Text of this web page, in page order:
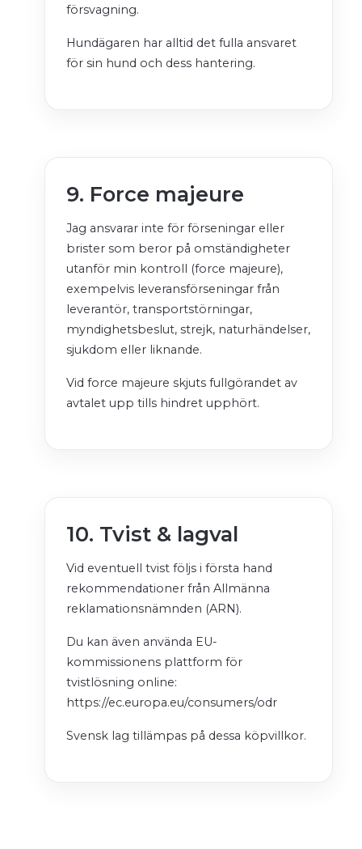
försvagning.
Hundägaren har alltid det fulla ansvaret
för sin hund och dess hantering.
9. Force majeure
Jag ansvarar inte för förseningar eller
brister som beror på omständigheter
utanför min kontroll (force majeure),
exempelvis leveransförseningar från
leverantör, transportstörningar,
myndighetsbeslut, strejk, naturhändelser,
sjukdom eller liknande.
Vid force majeure skjuts fullgörandet av
avtalet upp tills hindret upphört.
10. Tvist & lagval
Vid eventuell tvist följs i första hand
rekommendationer från Allmänna
reklamationsnämnden (ARN).
Du kan även använda EU-
kommissionens plattform för
tvistlösning online:
https://ec.europa.eu/consumers/odr
Svensk lag tillämpas på dessa köpvillkor.